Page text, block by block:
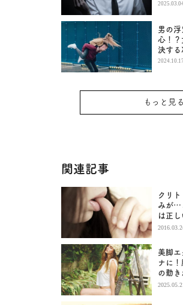
男の
心！？
決する
2024.10.17
もっと見る
関連記事
クリ
みが…
は正し
美脚
ナに
の動き